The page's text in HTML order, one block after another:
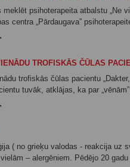
meklēt psihoterapeita atbalstu „Ne
centra „Pārdaugava”
TROFISKĀS ČŪLAS
trofiskās čūlas pacientu
tuvāk, atklājas, ka par
( no grieķu valodas - reakcija uz
– alergēniem. Pēdējo 20